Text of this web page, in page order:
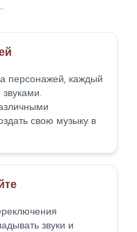
персонажей, каждый
свою музыку в
звуки и